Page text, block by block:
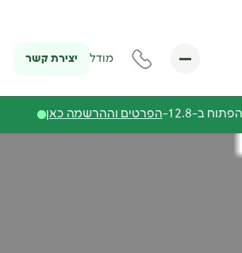
מודל יצירת קשר
ב-12.8- הפרטים וההרשמה כאן